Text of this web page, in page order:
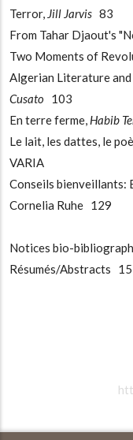
Terror, Jill Jarvis 83
From Tahar Djaout's
Two Moments of
Algerian Literature
Cusato 103
En terre ferme, Habib
Le lait, les dattes, le
VARIA
Conseils bienveillants:
Cornelia Ruhe 129
Notices bio-
Résumés/Abstracts